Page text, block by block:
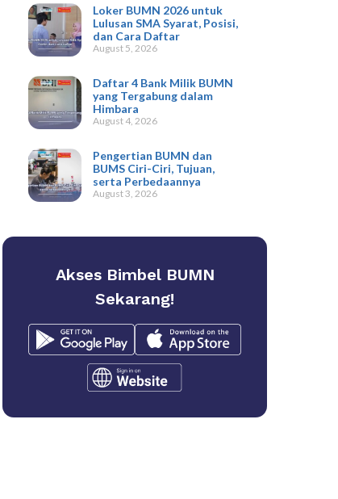
Loker BUMN 2026 untuk
Lulusan SMA Syarat, Posisi,
dan Cara Daftar
August 5, 2026
Daftar 4 Bank Milik BUMN
yang Tergabung dalam
Himbara
August 4, 2026
Pengertian BUMN dan
BUMS Ciri-Ciri, Tujuan,
serta Perbedaannya
August 3, 2026
Akses Bimbel BUMN
Sekarang!